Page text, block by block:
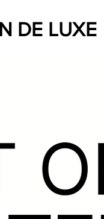
DE LUXE